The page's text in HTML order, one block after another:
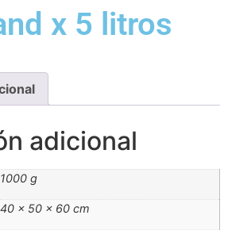
x 5 litros
adicional
1000 g
40 × 50 × 60 cm